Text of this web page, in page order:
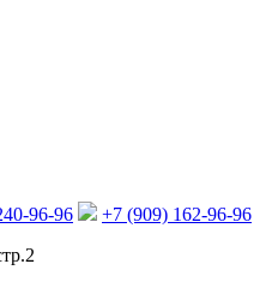
96-96
+7 (909) 162-96-96